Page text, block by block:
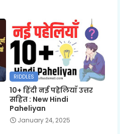
RIDDLES
10+ हिंदी नई पहेलियाँ उत्तर
सहित : New Hindi
Paheliyan
January 24, 2025